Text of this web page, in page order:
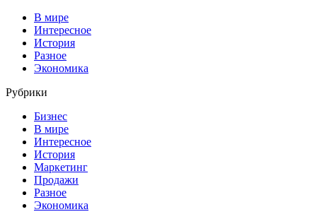
В мире
Интересное
История
Разное
Экономика
Рубрики
Бизнес
В мире
Интересное
История
Маркетинг
Продажи
Разное
Экономика